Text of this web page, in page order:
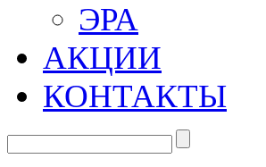
ЭРА
АКЦИИ
КОНТАКТЫ